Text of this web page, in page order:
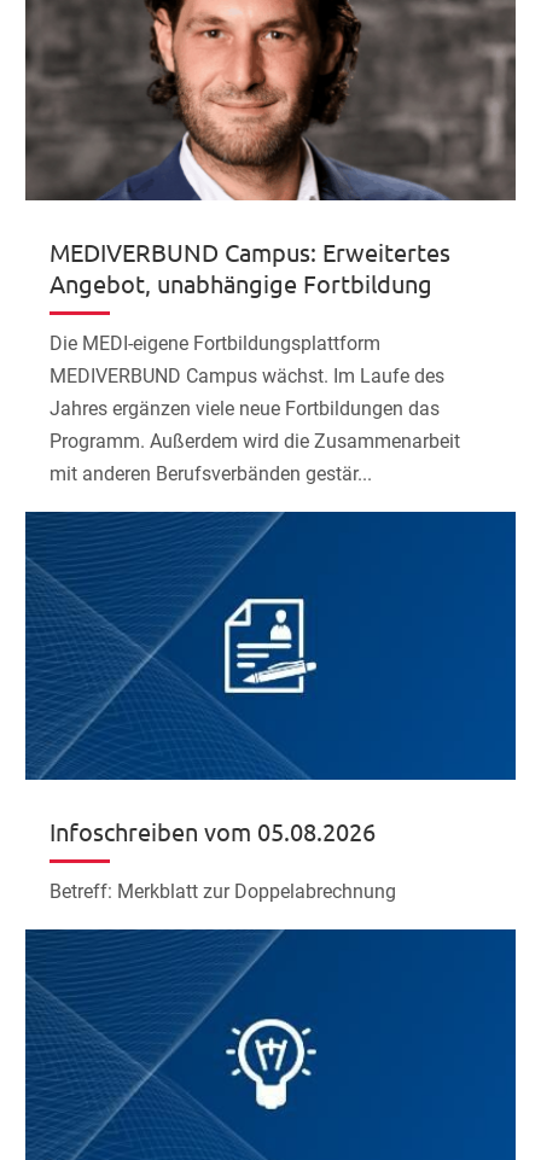
MEDIVERBUND Campus: Erweitertes
Angebot, unabhängige Fortbildung
Die MEDI-eigene Fortbildungsplattform
MEDIVERBUND Campus wächst. Im Laufe des
Jahres ergänzen viele neue Fortbildungen das
Programm. Außerdem wird die Zusammenarbeit
mit anderen Berufsverbänden gestär...
Infoschreiben vom 05.08.2026
Betreff: Merkblatt zur Doppelabrechnung